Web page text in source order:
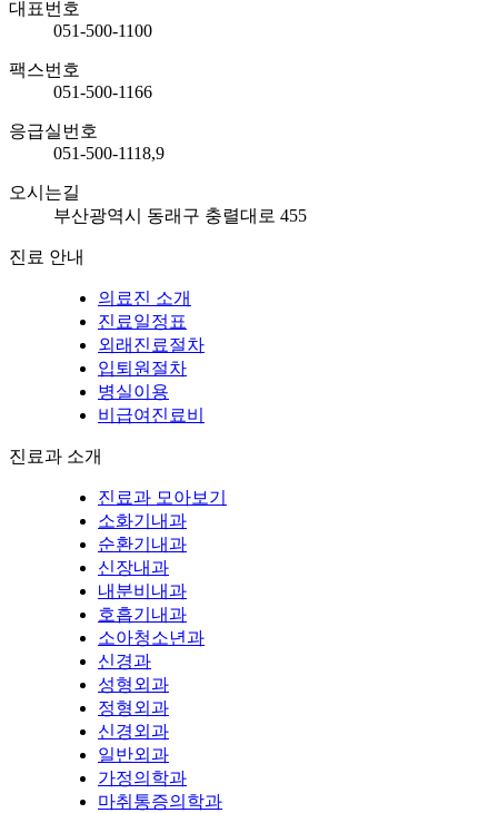
대표번호
051-500-1100
팩스번호
051-500-1166
응급실번호
051-500-1118,9
오시는길
부산광역시 동래구 충렬대로 455
진료 안내
의료진 소개
진료일정표
외래진료절차
입퇴원절차
병실이용
비급여진료비
진료과 소개
진료과 모아보기
소화기내과
순환기내과
신장내과
내분비내과
호흡기내과
소아청소년과
신경과
성형외과
정형외과
신경외과
일반외과
가정의학과
마취통증의학과